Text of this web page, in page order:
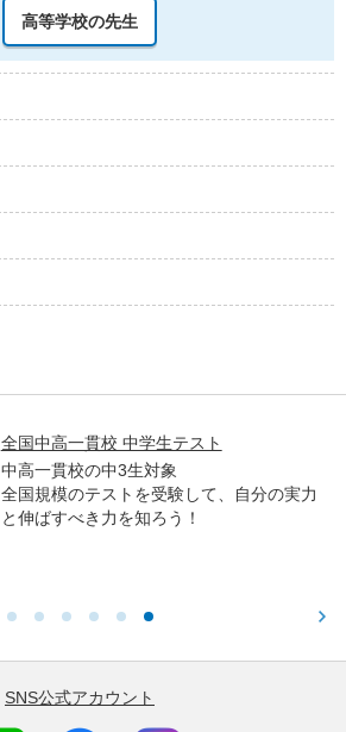
高等学校の先生
全国中高一貫校 中学生テスト
中高一貫校の中3生対象
全国規模のテストを受験して、自分の実力
と伸ばすべき力を知ろう！
SNS公式アカウント